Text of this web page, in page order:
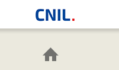
c
sur les cookies (témoins